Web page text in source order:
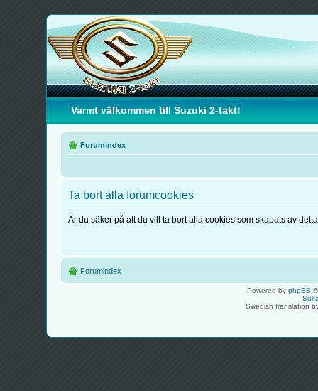
Varmt välkommen till Suzuki 2-takt!
Forumindex
Ta bort alla forumcookies
Är du säker på att du vill ta bort alla cookies som skapats av
Forumindex
Powered by phpBB
Swedish translation